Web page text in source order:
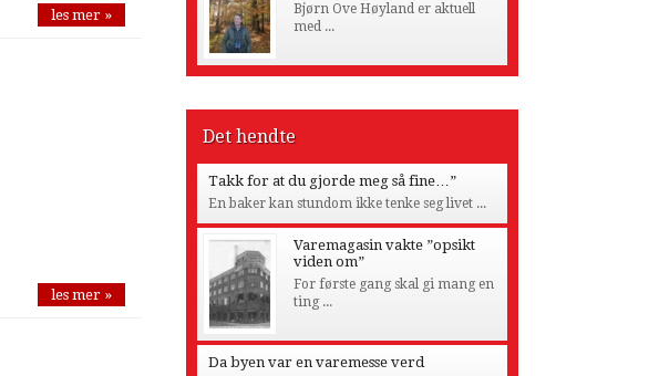
les mer »
les mer »
Bjørn Ove Høyland er aktuell
med ...
Det hendte
Takk for at du gjorde meg så fine…”
En baker kan stundom ikke tenke seg livet ...
Varemagasin vakte ”opsikt
viden om”
For første gang skal gi mang en
ting ...
Da byen var en varemesse verd